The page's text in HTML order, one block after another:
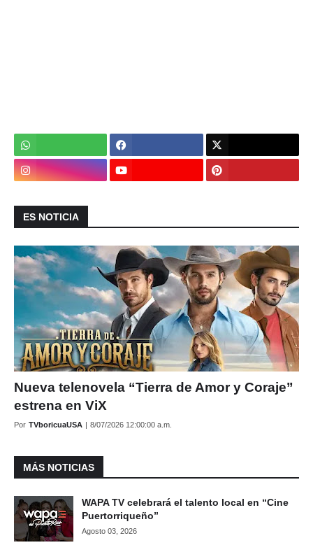
ES NOTICIA
Nueva telenovela “Tierra de Amor y Coraje”
estrena en ViX
Por TVboricuaUSA | 8/07/2026 12:00:00 a.m.
MÁS NOTICIAS
WAPA TV celebrará el talento local en “Cine
Puertorriqueño”
Agosto 03, 2026